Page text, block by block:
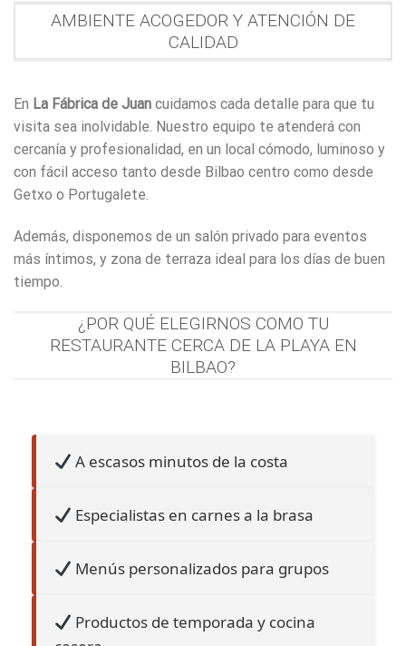
AMBIENTE ACOGEDOR Y ATENCIÓN DE
CALIDAD
En La Fábrica de Juan cuidamos cada detalle para que tu
visita sea inolvidable. Nuestro equipo te atenderá con
cercanía y profesionalidad, en un local cómodo, luminoso y
con fácil acceso tanto desde Bilbao centro como desde
Getxo o Portugalete.
Además, disponemos de un salón privado para eventos
más íntimos, y zona de terraza ideal para los días de buen
tiempo.
¿POR QUÉ ELEGIRNOS COMO TU
RESTAURANTE CERCA DE LA PLAYA EN
BILBAO?
A escasos minutos de la costa
Especialistas en carnes a la brasa
Menús personalizados para grupos
Productos de temporada y cocina